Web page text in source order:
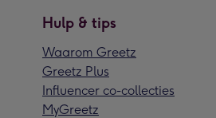
Hulp & tips
Waarom Greetz
Greetz Plus
Influencer co-collecties
MyGreetz